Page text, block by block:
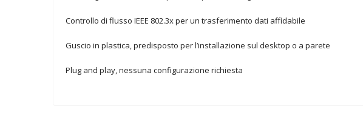
Controllo di flusso IEEE 802.3x per un trasferimento dati affidabile
Guscio in plastica, predisposto per l’installazione sul desktop o a parete
Plug and play, nessuna configurazione richiesta